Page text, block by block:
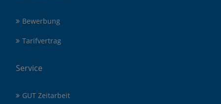
Bewerbung
Tarifvertrag
Service
GUT Zeitarbeit